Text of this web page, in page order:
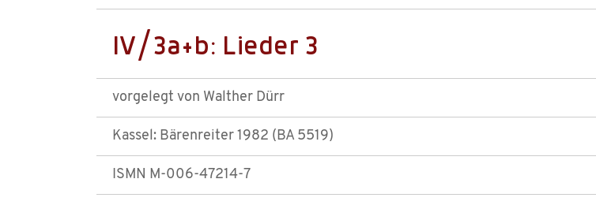
IV/3a+b: Lieder 3
vorgelegt von Walther Dürr
Kassel: Bärenreiter 1982 (BA 5519)
ISMN M-006-47214-7